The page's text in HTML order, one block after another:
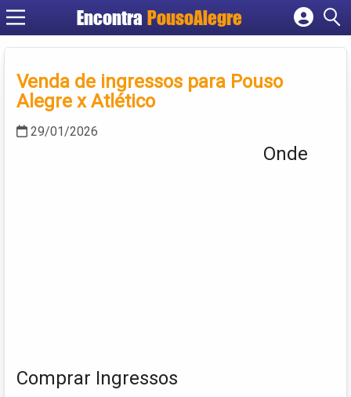
Encontra PousoAlegre
Cadastrar empresa
Criar conta
Venda de ingressos para Pouso
Alegre x Atlético
29/01/2026
Onde
Comprar Ingressos